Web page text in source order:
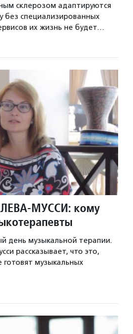
склерозом адаптируются
без специализированных
их жизнь не будет…
МУССИ: кому
день музыкальной терапии.
рассказывает, что это,
готовят музыкальных